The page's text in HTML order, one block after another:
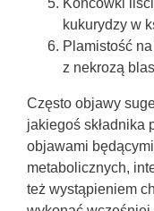
Końcówki
kukurydzy w
Plamistość
z nekrozą
Często objawy
jakiegoś składnika
objawami
metabolicznych,
też wystąpieniem